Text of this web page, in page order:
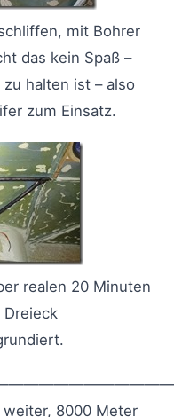
mit Bohrer
das kein Spaß –
halten ist – also
zum Einsatz.
realen 20 Minuten
Dreieck
8000 Meter